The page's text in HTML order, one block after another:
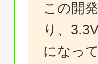
この開
り、
になっ